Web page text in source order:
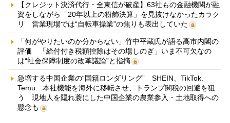
【クレジット決済代行・全東信が破産】63社もの金融機関が融
資をしながら「20年以上の粉飾決算」を見抜けなかったカラク
リ 営業現場では“自転車操業”の焦りも表出していた
「何がやりたいのか分からない」竹中平蔵氏が語る高市内閣の
評価 「給付付き税額控除はその場しのぎ」いま不可欠なの
は“社会保障制度の改革議論”と指摘
急増する中国企業の“国籍ロンダリング” SHEIN、TikTok、
Temu…本社機能を海外に移転させ、トランプ関税の回避を狙
う 現地人を隠れ蓑にした中国企業の農業参入・土地取得への
懸念も